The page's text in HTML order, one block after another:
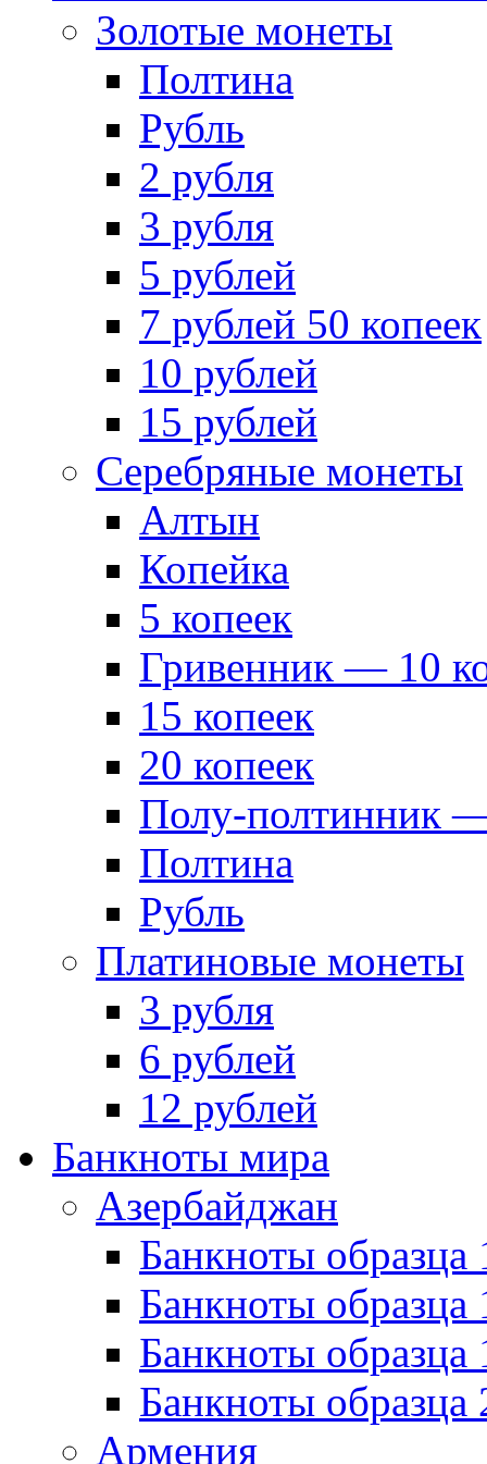
Золотые монеты
Полтина
Рубль
2 рубля
3 рубля
5 рублей
7 рублей 50 копеек
10 рублей
15 рублей
Серебряные монеты
Алтын
Копейка
5 копеек
Гривенник — 10
15 копеек
20 копеек
Полу-полтинник
Полтина
Рубль
Платиновые монеты
3 рубля
6 рублей
12 рублей
Банкноты мира
Азербайджан
Банкноты образца
Банкноты образца
Банкноты
Банкноты образца
Армения